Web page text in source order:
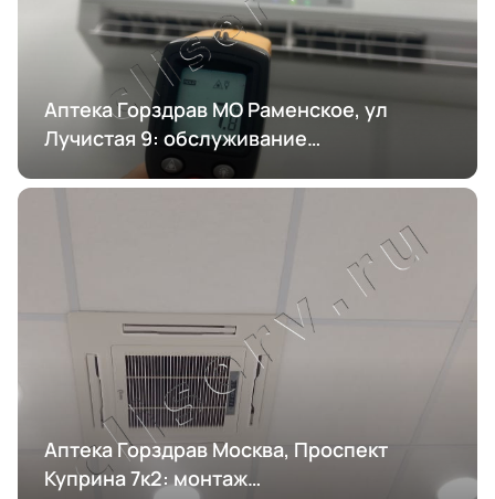
Аптека Горздрав МО Раменское, ул
Лучистая 9: обслуживание
кондиционирования
Аптека Горздрав Москва, Проспект
Куприна 7к2: монтаж